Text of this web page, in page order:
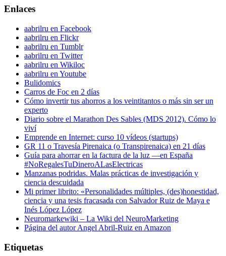
Enlaces
aabrilru en Facebook
aabrilru en Flickr
aabrilru en Tumblr
aabrilru en Twitter
aabrilru en Wikiloc
aabrilru en Youtube
Bulidomics
Carros de Foc en 2 días
Cómo invertir tus ahorros a los veintitantos o más sin ser un
experto
Diario sobre el Marathon Des Sables (MDS 2012). Cómo lo
viví
Emprende en Internet: curso 10 vídeos (startups)
GR 11 o Travesía Pirenaica (o Transpirenaica) en 21 días
Guía para ahorrar en la factura de la luz —en España
#NoRegalesTuDineroALasElectricas
Manzanas podridas. Malas prácticas de investigación y
ciencia descuidada
Mi primer librito: «Personalidades múltiples, (des)honestidad,
ciencia y una tesis fracasada con Salvador Ruiz de Maya e
Inés López López
Neuromarkewiki – La Wiki del NeuroMarketing
Página del autor Angel Abril-Ruiz en Amazon
Etiquetas